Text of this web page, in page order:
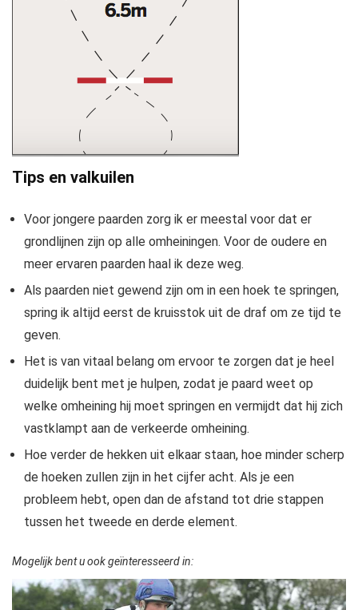
Tips en valkuilen
Voor jongere paarden zorg ik er meestal voor dat er
grondlijnen zijn op alle omheiningen. Voor de oudere en
meer ervaren paarden haal ik deze weg.
Als paarden niet gewend zijn om in een hoek te springen,
spring ik altijd eerst de kruisstok uit de draf om ze tijd te
geven.
Het is van vitaal belang om ervoor te zorgen dat je heel
duidelijk bent met je hulpen, zodat je paard weet op
welke omheining hij moet springen en vermijdt dat hij zich
vastklampt aan de verkeerde omheining.
Hoe verder de hekken uit elkaar staan, hoe minder scherp
de hoeken zullen zijn in het cijfer acht. Als je een
probleem hebt, open dan de afstand tot drie stappen
tussen het tweede en derde element.
Mogelijk bent u ook geïnteresseerd in: